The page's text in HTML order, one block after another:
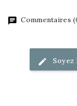
Commentaires